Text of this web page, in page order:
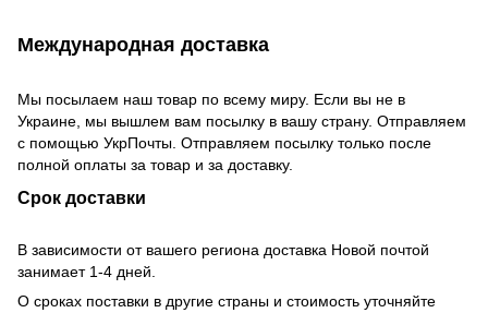
Международная доставка
Мы посылаем наш товар по всему миру. Если вы не в
Украине, мы вышлем вам посылку в вашу страну. Отправляем
с помощью УкрПочты. Отправляем посылку только после
полной оплаты за товар и за доставку.
Срок доставки
В зависимости от вашего региона доставка Новой почтой
занимает 1-4 дней.
О сроках поставки в другие страны и стоимость уточняйте